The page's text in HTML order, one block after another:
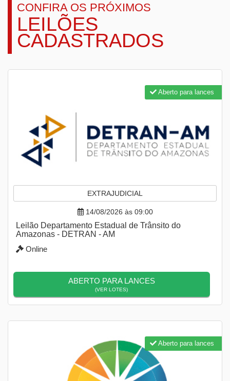
CONFIRA OS PRÓXIMOS
LEILÕES
CADASTRADOS
EXTRAJUDICIAL
14/08/2026 às 09:00
Leilão Departamento Estadual de Trânsito do
Amazonas - DETRAN - AM
Online
ABERTO PARA LANCES
(VER LOTES)
Aberto para lances
Aberto para lances